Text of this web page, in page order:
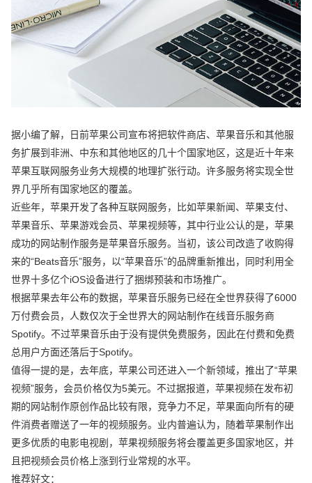
据小编了解，日前苹果公司宣布将把软件商店、苹果音乐和其他服
务扩展到非洲、中东和其他地区的几十个国家地区，这是近十年来
苹果互联网服务业务大规模的地理扩张行动。许多服务将实现全世
界几乎所有国家地区的覆盖。
近些年，苹果开发了各种互联网服务，比如苹果新闻、苹果支付、
苹果音乐、苹果游戏会员、苹果视频等，其中行业公认的是，苹果
成功的网站制作服务是苹果音乐服务。当初，该公司改造了收购得
来的“Beats音乐”服务，以“苹果音乐”的品牌重新推出，同时利用全
世界十多亿个iOS设备进行了捆绑预装和市场推广。
根据苹果去年公布的数据，苹果音乐服务已经在全世界获得了6000
万付费会员，人数仅次于全世界大的网站制作在线音乐服务商
Spotify。不过苹果音乐由于没有提供免费服务，因此在付费和免费
总用户方面还落后于Spotify。
值得一提的是，去年底，苹果公司还进入一个新领域，推出了“苹果
视频”服务，会员价格仅为5美元。不过据报道，苹果视频在发布初
期的网站制作原创作品比较有限，竞争力不足，苹果面向所有的硬
件消费者赠送了一年的视频服务。业内普遍认为，随着苹果制作出
更多优质的电影电视剧，苹果视频服务将会覆盖更多国家地区，并
且把视频会员价格上涨到行业常规的水平。
推荐好文：